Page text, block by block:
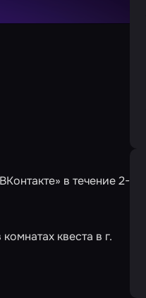
в течение 2-
квеста в г.